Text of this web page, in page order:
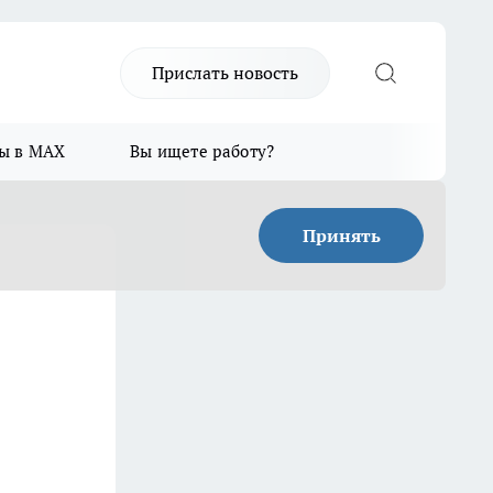
Прислать новость
в MAX Вы ищете работу?
Принять